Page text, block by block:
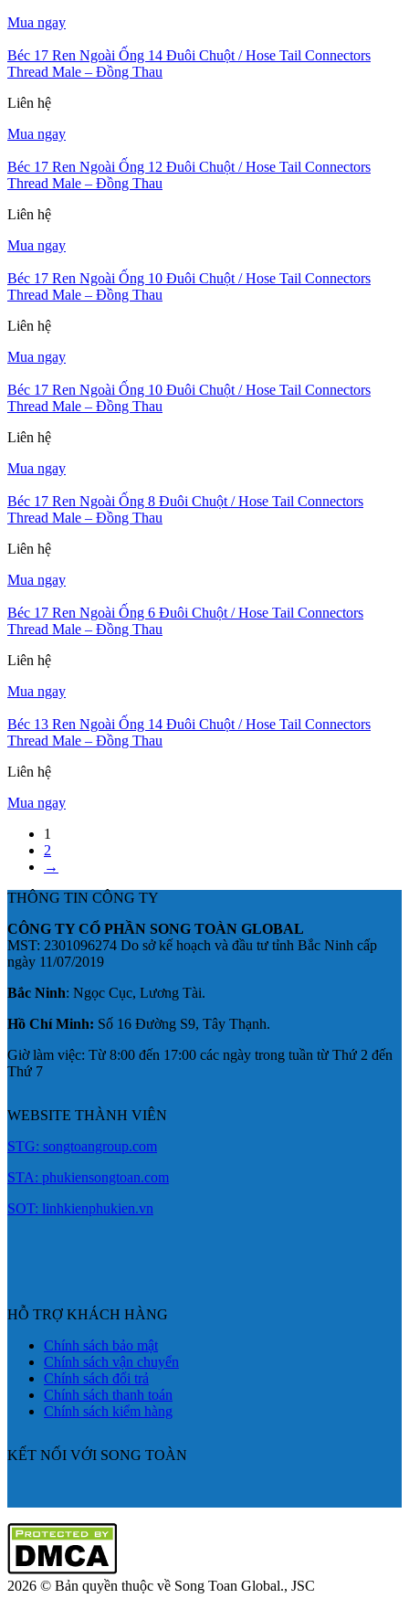
Mua ngay
Béc 17 Ren Ngoài Ống 14 Đuôi Chuột / Hose Tail Connectors
Thread Male – Đồng Thau
Liên hệ
Mua ngay
Béc 17 Ren Ngoài Ống 12 Đuôi Chuột / Hose Tail Connectors
Thread Male – Đồng Thau
Liên hệ
Mua ngay
Béc 17 Ren Ngoài Ống 10 Đuôi Chuột / Hose Tail Connectors
Thread Male – Đồng Thau
Liên hệ
Mua ngay
Béc 17 Ren Ngoài Ống 10 Đuôi Chuột / Hose Tail Connectors
Thread Male – Đồng Thau
Liên hệ
Mua ngay
Béc 17 Ren Ngoài Ống 8 Đuôi Chuột / Hose Tail Connectors
Thread Male – Đồng Thau
Liên hệ
Mua ngay
Béc 17 Ren Ngoài Ống 6 Đuôi Chuột / Hose Tail Connectors
Thread Male – Đồng Thau
Liên hệ
Mua ngay
Béc 13 Ren Ngoài Ống 14 Đuôi Chuột / Hose Tail Connectors
Thread Male – Đồng Thau
Liên hệ
Mua ngay
1
2
→
THÔNG TIN CÔNG TY
CÔNG TY CỔ PHẦN SONG TOÀN GLOBAL
MST: 2301096274 Do sở kế hoạch và đầu tư tỉnh Bắc Ninh cấp
ngày 11/07/2019
Bắc Ninh: Ngọc Cục, Lương Tài.
Hồ Chí Minh: Số 16 Đường S9, Tây Thạnh.
Giờ làm việc: Từ 8:00 đến 17:00 các ngày trong tuần từ Thứ 2 đến
Thứ 7
WEBSITE THÀNH VIÊN
STG: songtoangroup.com
STA: phukiensongtoan.com
SOT: linhkienphukien.vn
HỖ TRỢ KHÁCH HÀNG
Chính sách bảo mật
Chính sách vận chuyển
Chính sách đổi trả
Chính sách thanh toán
Chính sách kiểm hàng
KẾT NỐI VỚI SONG TOÀN
2026 © Bản quyền thuộc về Song Toan Global., JSC